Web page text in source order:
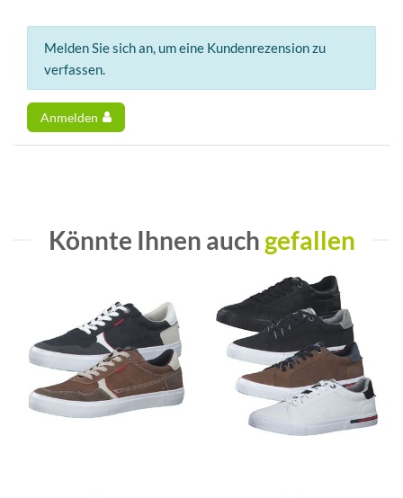
Melden Sie sich an, um eine Kundenrezension zu
verfassen.
Anmelden
Könnte Ihnen auch gefallen